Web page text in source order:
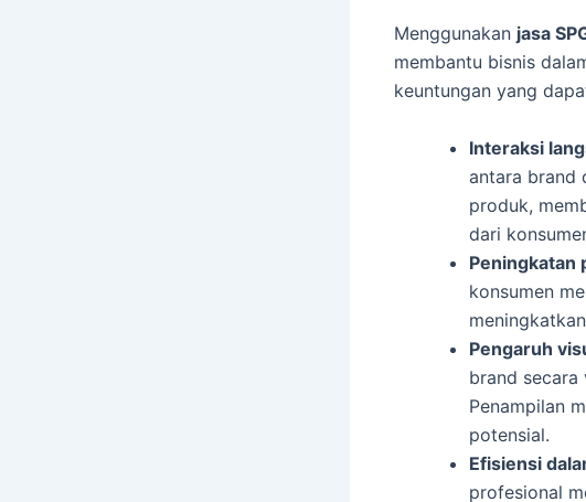
Menggunakan jasa
membantu bisnis
keuntungan yang
Interaksi
antara brand
produk,
dari
Peningkatan
konsumen
Pengaruh
brand secara
Penampilan
potensial.
Efisiensi
profesional